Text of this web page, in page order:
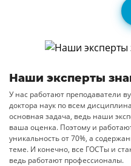
Наши эксперты
У нас работают преподаватели
доктора наук по всем
основная задача, ведь наши
ваша оценка. Поэтому и
уникальность от 70%, а
теме. И конечно, все ГОСТы и
ведь работают профессионалы.